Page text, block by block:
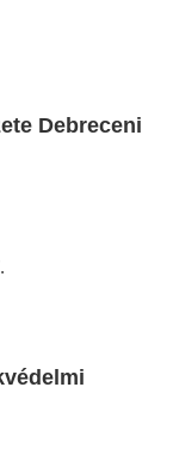
Debreceni